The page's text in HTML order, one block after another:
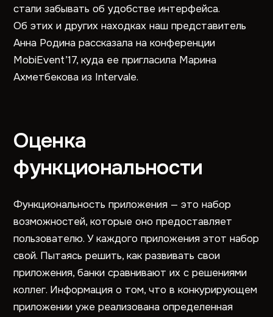
стали забывать об удобстве интерфейса.
Об этих и других находках наш представитель
Анна Родина рассказала на конференции
MobiEvent’17, куда ее пригласила Марина
Ахметбекова из Intervale.
Оценка
функциональности
Функциональность приложения — это набор
возможностей, которые оно предоставляет
пользователю. У каждого приложения этот набор
свой. Пытаясь решить, как развивать свои
приложения, банки сравнивают их с решениями
коллег. Информация о том, что в конкурирующем
приложении уже реализована определенная